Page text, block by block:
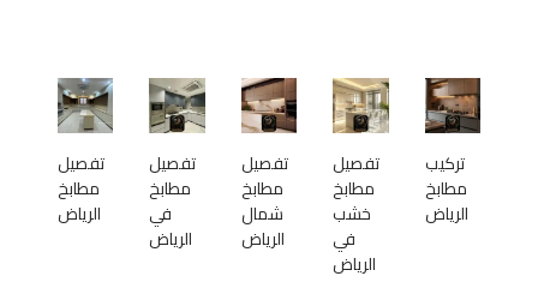
تركيب
مطابخ
الرياض
تفصيل
مطابخ
خشب
في
الرياض
تفصيل
مطابخ
شمال
الرياض
تفصيل
مطابخ
في
الرياض
تفصيل
مطابخ
الرياض